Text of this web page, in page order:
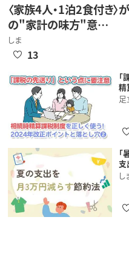
〈家族4人・1泊2食付き
の"家計の味方"意…
しま
13
「
精
支
し